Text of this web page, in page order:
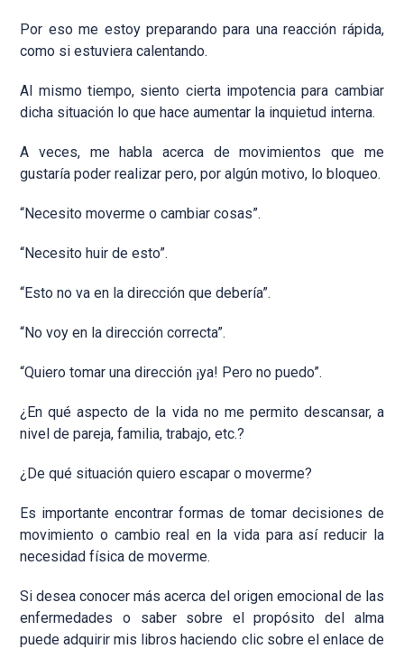
Por eso me estoy preparando para una reacción rápida,
como si estuviera calentando.
Al mismo tiempo, siento cierta impotencia para cambiar
dicha situación lo que hace aumentar la inquietud interna.
A veces, me habla acerca de movimientos que me
gustaría poder realizar pero, por algún motivo, lo bloqueo.
“Necesito moverme o cambiar cosas”.
“Necesito huir de esto”.
“Esto no va en la dirección que debería”.
“No voy en la dirección correcta”.
“Quiero tomar una dirección ¡ya! Pero no puedo”.
¿En qué aspecto de la vida no me permito descansar, a
nivel de pareja, familia, trabajo, etc.?
¿De qué situación quiero escapar o moverme?
Es importante encontrar formas de tomar decisiones de
movimiento o cambio real en la vida para así reducir la
necesidad física de moverme.
Si desea conocer más acerca del origen emocional de las
enfermedades o saber sobre el propósito del alma
puede adquirir mis libros haciendo clic sobre el enlace de